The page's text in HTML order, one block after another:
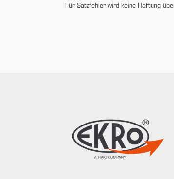
Für Satzfehler wird keine Haftung